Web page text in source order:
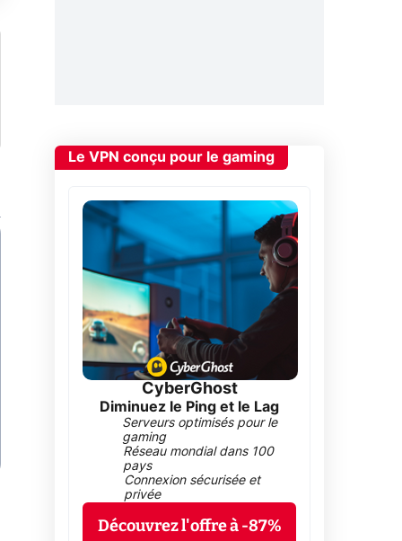
Le VPN conçu pour le gaming
CyberGhost
Diminuez le Ping et le Lag
Serveurs optimisés pour le
gaming
Réseau mondial dans 100
pays
Connexion sécurisée et
privée
Découvrez l'offre à -87%